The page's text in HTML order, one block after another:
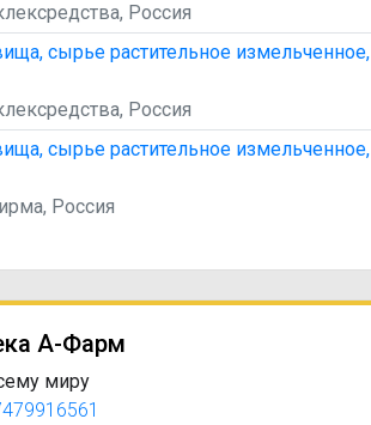
Россия
сырье растительное измельченное,
Россия
сырье растительное измельченное,
Россия
А-Фарм
миру